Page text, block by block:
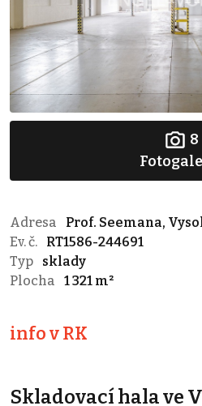
8
Adresa
Prof. Seemana,
Ev. č.
RT1586-244691
Typ
sklady
Plocha
1 321 m²
info v RK
Skladovací hala ve